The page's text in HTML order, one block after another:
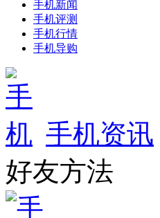
手机新闻
手机评测
手机行情
手机导购
手机资讯
好友方法